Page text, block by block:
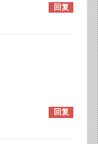
回复
回复